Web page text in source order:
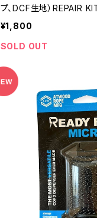
プ、DCF生地）REPAIR
¥1,800
SOLD OUT